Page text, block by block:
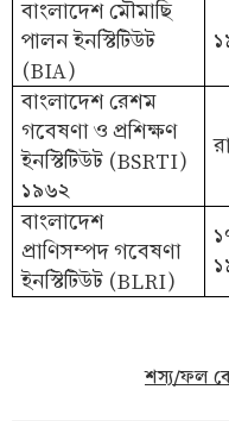
বাংলাদেশ মৌমাছি
পালন ইনস্টিটিউট
(BIA)
বাংলাদেশ রেশম
গবেষণা ও প্রশিক্ষণ
ইনস্টিটিউট (BSRTI)
১৯৬২
বাংলাদেশ
প্রাণিসম্পদ গবেষণা
ইনস্টিটিউট (BLRI)
শস্য/ফল